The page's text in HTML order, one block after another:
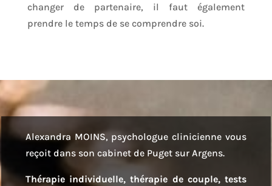
changer de partenaire, il faut également
prendre le temps de se comprendre soi.
Alexandra MOINS, psychologue clinicienne vous
reçoit dans son cabinet de Puget sur Argens.
Thérapie individuelle, thérapie de couple, tests